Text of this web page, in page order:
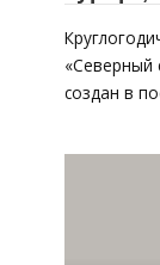
«Северный
создан в